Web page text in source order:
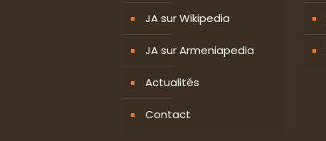
JA sur Wikipedia
JA sur Armeniapedia
Actualités
Contact